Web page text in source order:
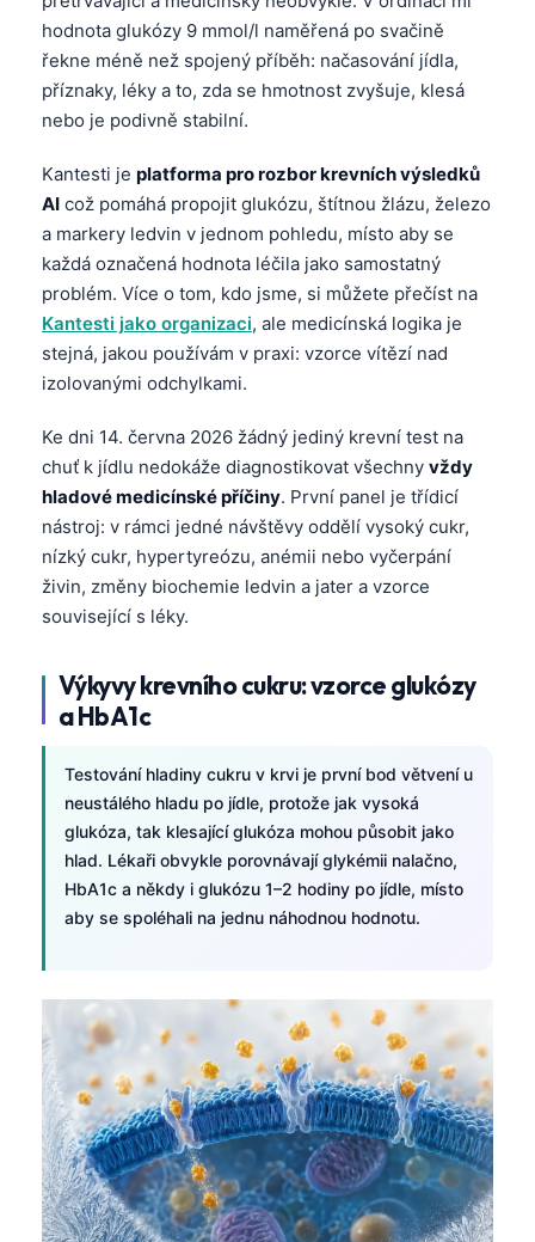
hodnota glukózy 9 mmol/l naměřená po svačině
řekne méně než spojený příběh: načasování jídla,
příznaky, léky a to, zda se hmotnost zvyšuje, klesá
nebo je podivně stabilní.
Kantesti je platforma pro rozbor krevních výsledků
AI což pomáhá propojit glukózu, štítnou žlázu, železo
a markery ledvin v jednom pohledu, místo aby se
každá označená hodnota léčila jako samostatný
problém. Více o tom, kdo jsme, si můžete přečíst na
Kantesti jako organizaci, ale medicínská logika je
stejná, jakou používám v praxi: vzorce vítězí nad
izolovanými odchylkami.
Ke dni 14. června 2026 žádný jediný krevní test na
chuť k jídlu nedokáže diagnostikovat všechny vždy
hladové medicínské příčiny. První panel je třídicí
nástroj: v rámci jedné návštěvy oddělí vysoký cukr,
nízký cukr, hypertyreózu, anémii nebo vyčerpání
živin, změny biochemie ledvin a jater a vzorce
související s léky.
Výkyvy krevního cukru: vzorce glukózy
a HbA1c
Testování hladiny cukru v krvi je první bod větvení u
neustálého hladu po jídle, protože jak vysoká
glukóza, tak klesající glukóza mohou působit jako
hlad. Lékaři obvykle porovnávají glykémii nalačno,
HbA1c a někdy i glukózu 1–2 hodiny po jídle, místo
aby se spoléhali na jednu náhodnou hodnotu.